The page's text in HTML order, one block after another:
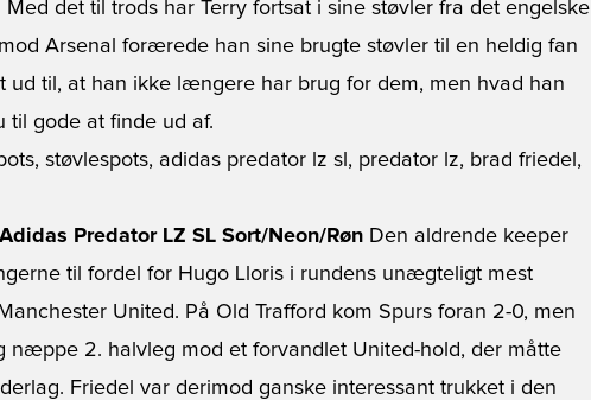
det til trods har Terry fortsat i sine støvler fra det engelske
Arsenal forærede han sine brugte støvler til en heldig fan
ud til, at han ikke længere har brug for dem, men hvad han
til gode at finde ud af.
Predator LZ SL Sort/Neon/Røn Den aldrende keeper
til fordel for Hugo Lloris i rundens unægteligt mest
United. På Old Trafford kom Spurs foran 2-0, men
næppe 2. halvleg mod et forvandlet United-hold, der måtte
Friedel var derimod ganske interessant trukket i den